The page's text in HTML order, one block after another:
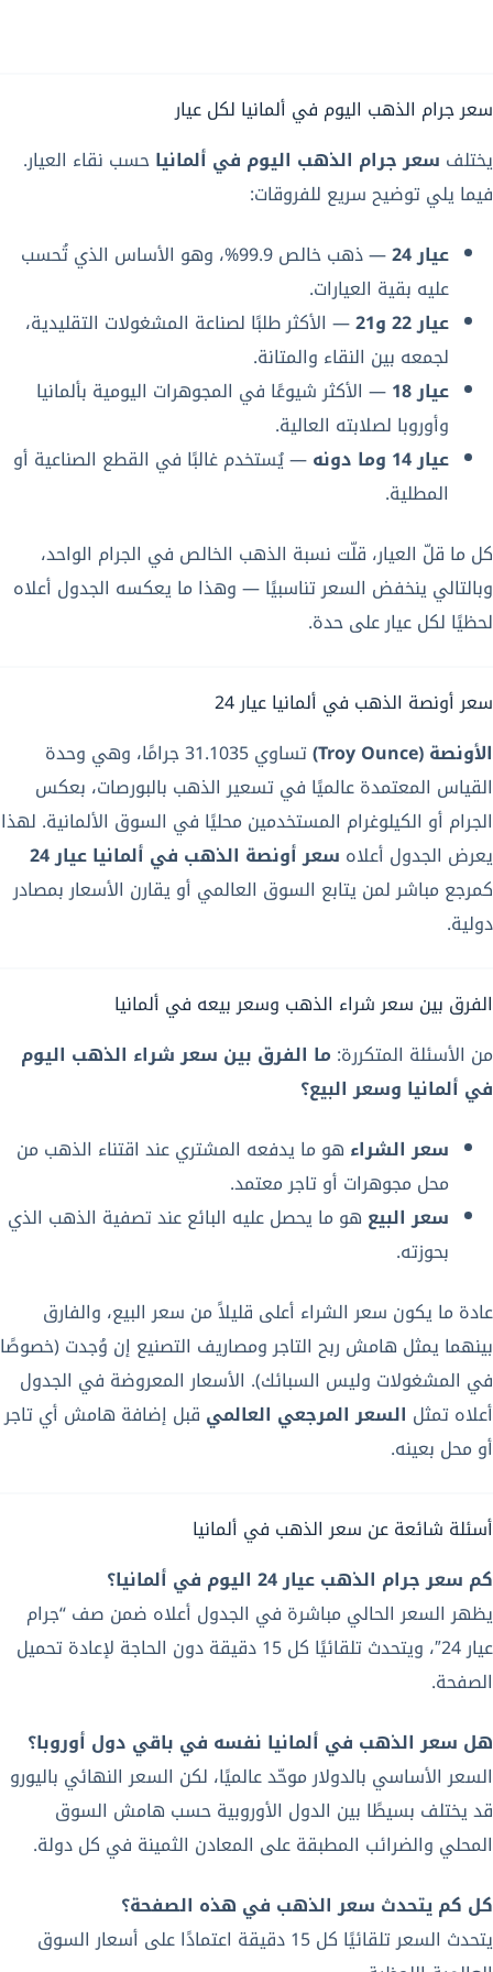
سعر جرام الذهب اليوم في ألمانيا لكل عيار
يختلف سعر جرام الذهب اليوم في ألمانياحسب نقاء العيار.
فيما يلي توضيح سريع للفروقات:
عيار 24
— ذهب خالص 99.9%، وهو الأساس الذي تُحسب
عليه بقية العيارات.
عيار 22 و21
— الأكثر طلبًا لصناعة المشغولات التقليدية،
لجمعه بين النقاء والمتانة.
عيار 18
— الأكثر شيوعًا في المجوهرات اليومية بألمانيا
وأوروبا لصلابته العالية.
عيار 14 وما دونه
— يُستخدم غالبًا في القطع الصناعية أو
المطلية.
كل ما قلّ العيار، قلّت نسبة الذهب الخالص في الجرام الواحد،
وبالتالي ينخفض السعر تناسبيًا — وهذا ما يعكسه الجدول أعلاه
لحظيًا لكل عيار على حدة.
سعر أونصة الذهب في ألمانيا عيار 24
الأونصة (Troy Ounce)
تساوي 31.1035 جرامًا، وهي وحدة
القياس المعتمدة عالميًا في تسعير الذهب بالبورصات، بعكس
الجرام أو الكيلوغرام المستخدمين محليًا في السوق الألمانية. لهذا
يعرض الجدول أعلاه سعر أونصة الذهب في ألمانيا عيار 24
كمرجع مباشر لمن يتابع السوق العالمي أو يقارن الأسعار بمصادر
دولية.
الفرق بين سعر شراء الذهب وسعر بيعه في ألمانيا
من الأسئلة المتكررة: ما الفرق بين سعر شراء الذهب اليوم
في ألمانيا وسعر البيع؟
سعر الشراء هو ما يدفعه المشتري عند اقتناء الذهب من
محل مجوهرات أو تاجر معتمد.
سعر البيع هو ما يحصل عليه البائع عند تصفية الذهب الذي
بحوزته.
عادة ما يكون سعر الشراء أعلى قليلاً من سعر البيع، والفارق
بينهما يمثل هامش ربح التاجر ومصاريف التصنيع إن وُجدت (خصوصًا
في المشغولات وليس السبائك). الأسعار المعروضة في الجدول
أعلاه تمثل السعر المرجعي العالمي قبل إضافة هامش أي تاجر
أو محل بعينه.
أسئلة شائعة عن سعر الذهب في ألمانيا
كم سعر جرام الذهب عيار 24 اليوم في ألمانيا؟
يظهر السعر الحالي مباشرة في الجدول أعلاه ضمن صف “جرام
عيار 24″، ويتحدث تلقائيًا كل 15 دقيقة دون الحاجة لإعادة تحميل
الصفحة.
هل سعر الذهب في ألمانيا نفسه في باقي دول أوروبا؟
السعر الأساسي بالدولار موحّد عالميًا، لكن السعر النهائي باليورو
قد يختلف بسيطًا بين الدول الأوروبية حسب هامش السوق
المحلي والضرائب المطبقة على المعادن الثمينة في كل دولة.
كل كم يتحدث سعر الذهب في هذه الصفحة؟
يتحدث السعر تلقائيًا كل 15 دقيقة اعتمادًا على أسعار السوق